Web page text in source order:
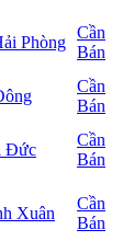
Phòng
Cần
Bán
Cần
Bán
Đức
Cần
Bán
Xuân
Cần
Bán